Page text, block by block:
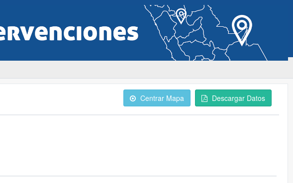
Centrar Mapa Descargar Datos